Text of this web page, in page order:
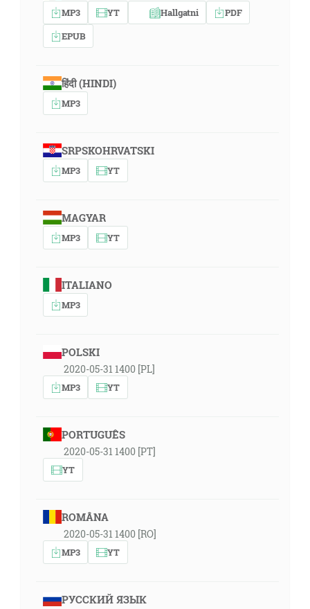
MP3 YT Hallgatni
PDF
EPUB
हिंदी (HINDI)
MP3
SRPSKOHRVATSKI
MP3 YT
MAGYAR
MP3 YT
ITALIANO
MP3
POLSKI
2020-05-31 1400 [PL]
MP3 YT
PORTUGUÊS
2020-05-31 1400 [PT]
YT
ROMÂNA
2020-05-31 1400 [RO]
MP3 YT
РУССКИЙ ЯЗЫК